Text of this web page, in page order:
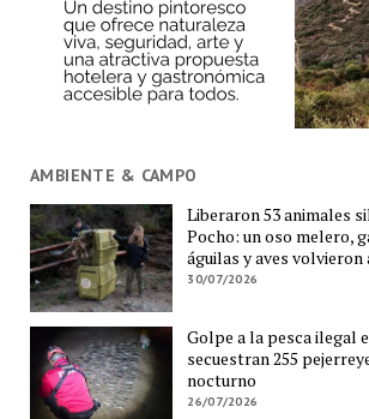
AMBIENTE & CAMPO
Liberaron 53 animales
Pocho: un oso melero,
águilas y aves
30/07/2026
Golpe a la pesca ilegal
secuestran 255
nocturno
26/07/2026